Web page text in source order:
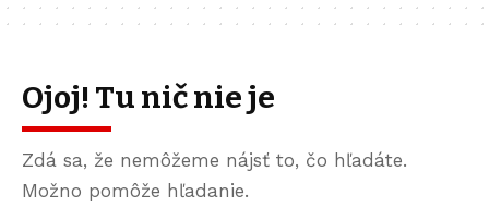
Ojoj! Tu nič nie je
Zdá sa, že nemôžeme nájsť to, čo hľadáte.
Možno pomôže hľadanie.